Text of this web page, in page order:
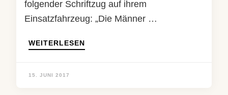
folgender Schriftzug auf ihrem
Einsatzfahrzeug: „Die Männer …
WEITERLESEN
15. JUNI 2017